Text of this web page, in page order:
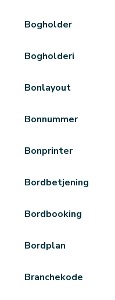
Bogholder
Bogholderi
Bonlayout
Bonnummer
Bonprinter
Bordbetjening
Bordbooking
Bordplan
Branchekode